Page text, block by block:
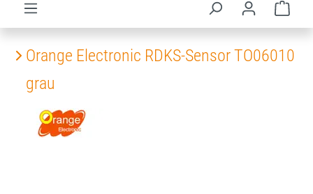
Orange Electronic RDKS-Sensor TO06010
grau